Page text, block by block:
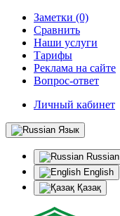
Заметки (0)
Сравнить
Наши услуги
Тарифы
Реклама на сайте
Вопрос-ответ
Личный кабинет
Язык
Russian
English
Қазақ